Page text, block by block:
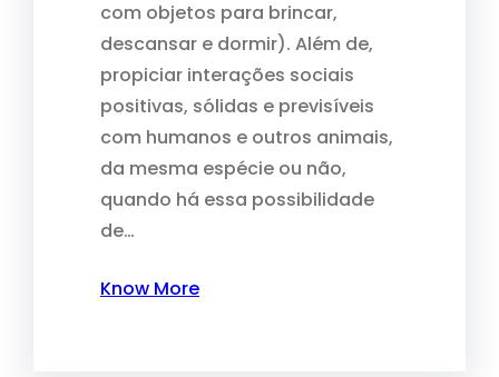
com objetos para brincar,
descansar e dormir). Além de,
propiciar interações sociais
positivas, sólidas e previsíveis
com humanos e outros animais,
da mesma espécie ou não,
quando há essa possibilidade
de…
Know More